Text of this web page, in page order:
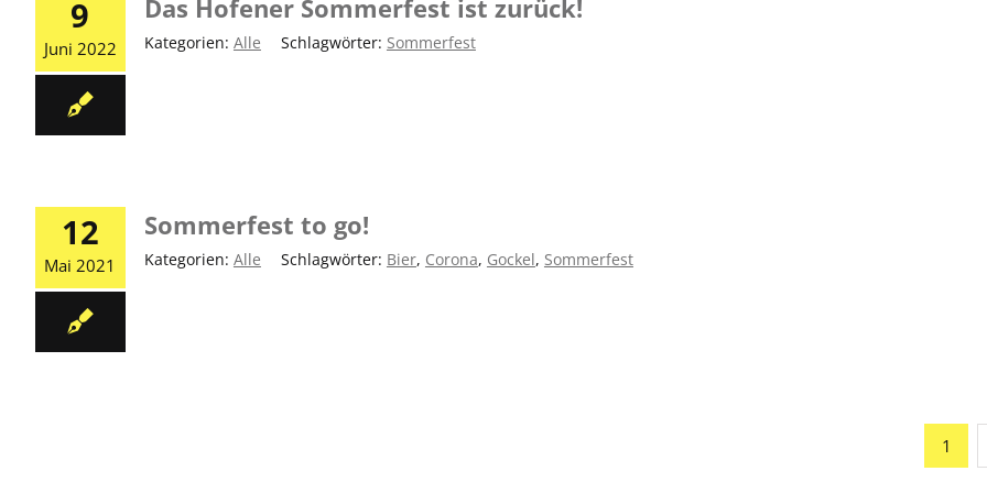
9
Juni 2022
Das Hofener Sommerfest ist zurück!
Kategorien: Alle Schlagwörter: Sommerfest
12
Mai 2021
Sommerfest to go!
Kategorien: Alle Schlagwörter: Bier, Corona, Gockel, Sommerfest
1